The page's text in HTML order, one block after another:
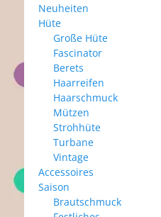
Neuheiten
Hüte
Große Hüte
Fascinator
Berets
Haarreifen
Haarschmuck
Mützen
Strohhüte
Turbane
Vintage
Accessoires
Saison
Brautschmuck